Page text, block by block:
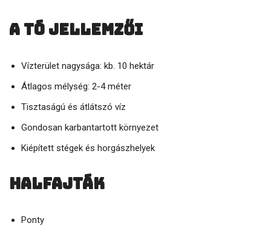
A tó jellemzői
Vízterület nagysága: kb. 10 hektár
Átlagos mélység: 2-4 méter
Tisztaságú és átlátszó víz
Gondosan karbantartott környezet
Kiépített stégek és horgászhelyek
Halfajták
Ponty